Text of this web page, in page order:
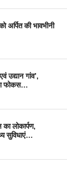
अर्पित की भावभीनी
उद्यान गांव’,
फोकस…
लोकार्पण,
सुविधाएं…